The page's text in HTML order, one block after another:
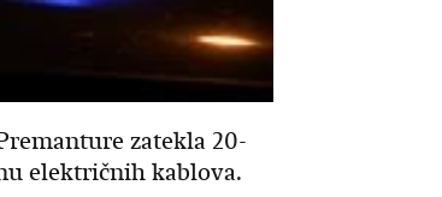
zatekla 20-
električnih kablova.